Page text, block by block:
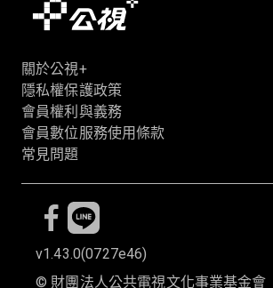
關於公視+
隱私權保護政策
會員權利與義務
會員數位服務使用條款
常見問題
v1.43.0(0727e46)
© 財團法人公共電視文化事業基金會